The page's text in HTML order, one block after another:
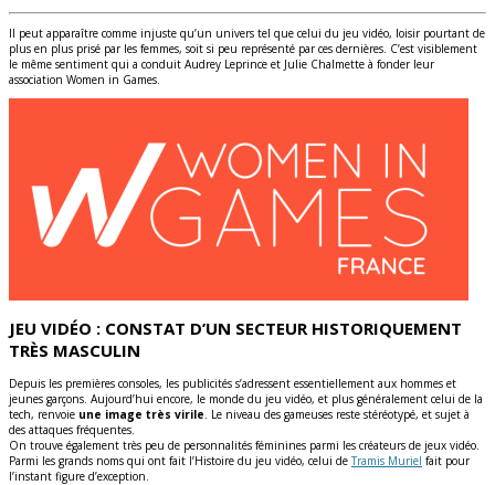
Il peut apparaître comme injuste qu’un univers tel que celui du jeu vidéo, loisir pourtant de
plus en plus prisé par les femmes, soit si peu représenté par ces dernières. C’est visiblement
le même sentiment qui a conduit Audrey Leprince et Julie Chalmette à fonder leur
association Women in Games.
JEU VIDÉO : CONSTAT D’UN SECTEUR HISTORIQUEMENT
TRÈS MASCULIN
Depuis les premières consoles, les publicités s’adressent essentiellement aux hommes et
jeunes garçons. Aujourd’hui encore, le monde du jeu vidéo, et plus généralement celui de la
tech, renvoie une image très virile . Le niveau des gameuses reste stéréotypé, et sujet à
des attaques fréquentes.
On trouve également très peu de personnalités féminines parmi les créateurs de jeux vidéo.
Parmi les grands noms qui ont fait l’Histoire du jeu vidéo, celui deTramis Muriel fait pour
l’instant figure d’exception.